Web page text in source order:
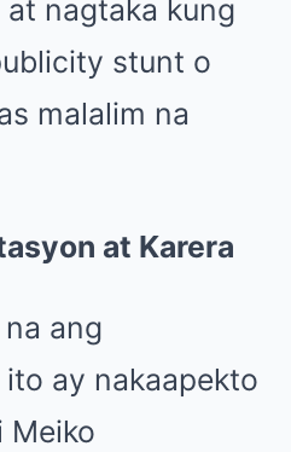
nagtaka kung
stunt o
malalim na
at Karera
ang
ay nakaapekto
Meiko